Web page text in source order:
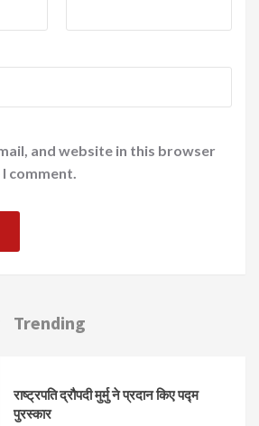
and website in this browser
comment.
Trending
राष्ट्रपति द्रौपदी मुर्मु ने प्रदान किए पद्म
पुरस्कार